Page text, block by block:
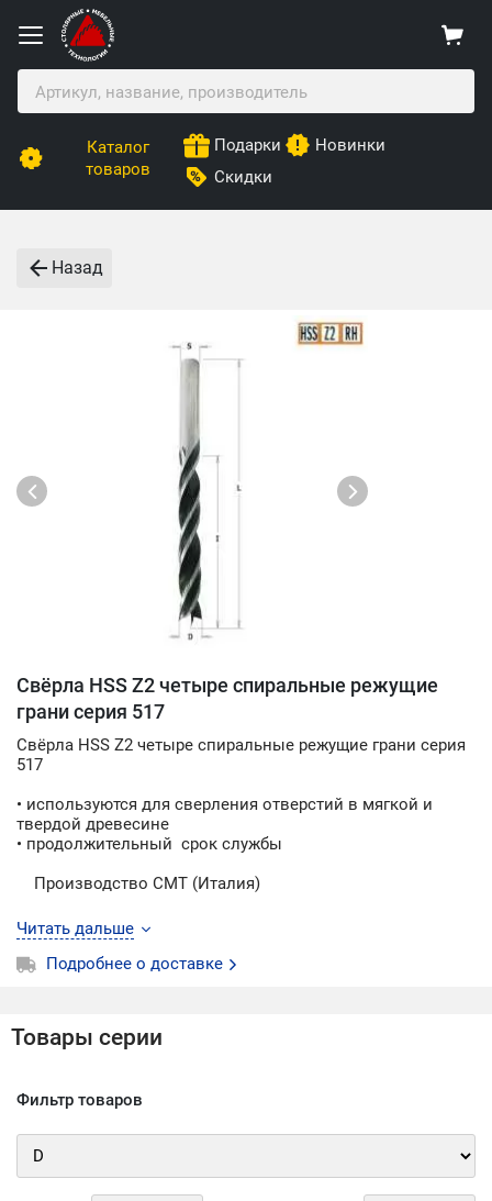
Каталог
товаров
Подарки
Новинки
Скидки
Назад
Свёрла HSS Z2 четыре спиральные режущие
грани серия 517
Свёрла HSS Z2 четыре спиральные режущие грани серия
517
• используются для сверления отверстий в мягкой и
твердой древесине
• продолжительный срок службы
Производство CMT (Италия)
Читать дальше
Подробнее о доставке
Товары серии
Фильтр товаров